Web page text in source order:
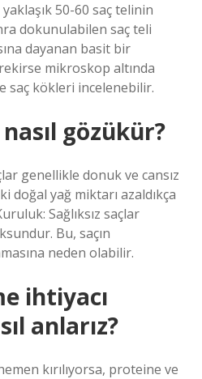
50-60 saç telinin
dokunulabilen saç teli
dayanan basit bir
mikroskop altında
saç kökleri incelenebilir.
nasıl gözükür?
genellikle donuk ve cansız
doğal yağ miktarı azaldıkça
Sağlıksız saçlar
Bu, saçın
neden olabilir.
ihtiyacı
anlarız?
kırılıyorsa, proteine ​​ve